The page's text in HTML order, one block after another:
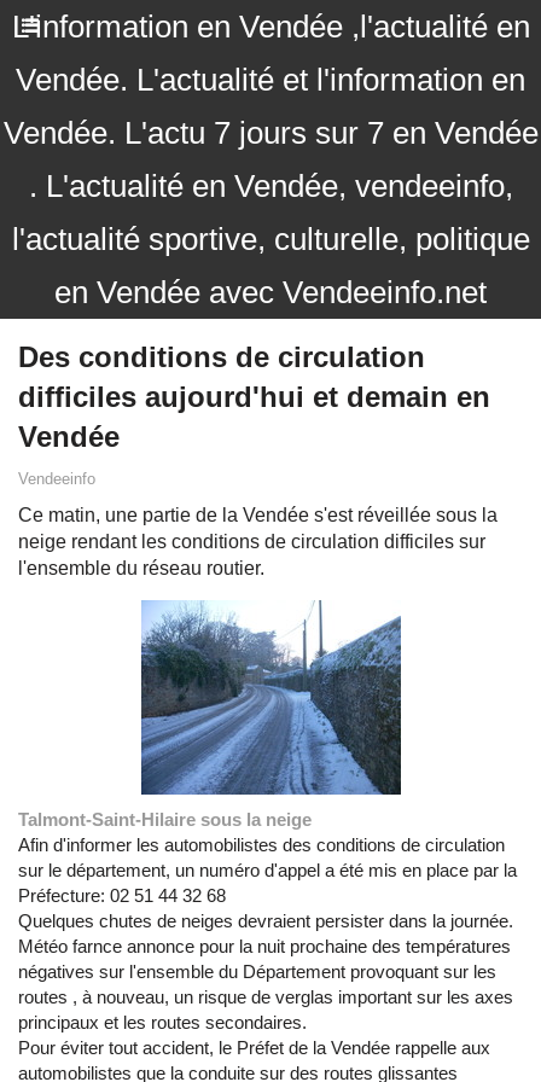
L'information en Vendée ,l'actualité en
Vendée. L'actualité et l'information en
Vendée. L'actu 7 jours sur 7 en Vendée
. L'actualité en Vendée, vendeeinfo,
l'actualité sportive, culturelle, politique
en Vendée avec Vendeeinfo.net
Des conditions de circulation
difficiles aujourd'hui et demain en
Vendée
Vendeeinfo
Ce matin, une partie de la Vendée s'est réveillée sous la
neige rendant les conditions de circulation difficiles sur
l'ensemble du réseau routier.
Talmont-Saint-Hilaire sous la neige
Afin d'informer les automobilistes des conditions de circulation
sur le département, un numéro d'appel a été mis en place par la
Préfecture: 02 51 44 32 68
Quelques chutes de neiges devraient persister dans la journée.
Météo farnce annonce pour la nuit prochaine des températures
négatives sur l'ensemble du Département provoquant sur les
routes , à nouveau, un risque de verglas important sur les axes
principaux et les routes secondaires.
Pour éviter tout accident, le Préfet de la Vendée rappelle aux
automobilistes que la conduite sur des routes glissantes